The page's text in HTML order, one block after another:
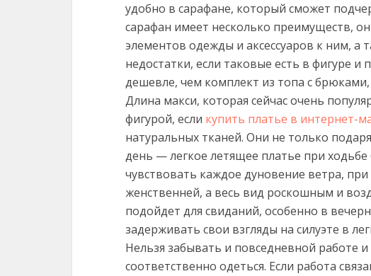
удобно в сарафане, который сможет
сарафан имеет несколько преимуществ,
элементов одежды и аксессуаров к ним, а
недостатки, если таковые есть в фигуре и
дешевле, чем комплект из топа с брюками,
Длина макси, которая сейчас очень
фигурой, если купить платье в интернет-
натуральных тканей. Они не только
день — легкое летящее платье при
чувствовать каждое дуновение ветра,
женственней, а весь вид роскошным и
подойдет для свиданий, особенно в
задерживать свои взгляды на силуэте в
Нельзя забывать и повседневной работе
соответственно одеться. Если работа